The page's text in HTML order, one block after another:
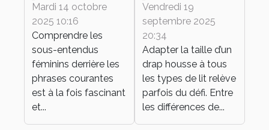
entendus
féminins
derrière les
phrases
courantes
Mardi 14 octobre
2025 10:16
Comprendre les
sous-entendus
féminins derrière les
phrases courantes
est à la fois fascinant
et...
taille de votre
drap housse à
tout type de
lit ?
Vendredi 19
septembre 2025
20:34
Adapter la taille d’un
drap housse à tous
les types de lit relève
parfois du défi. Entre
les différences de...